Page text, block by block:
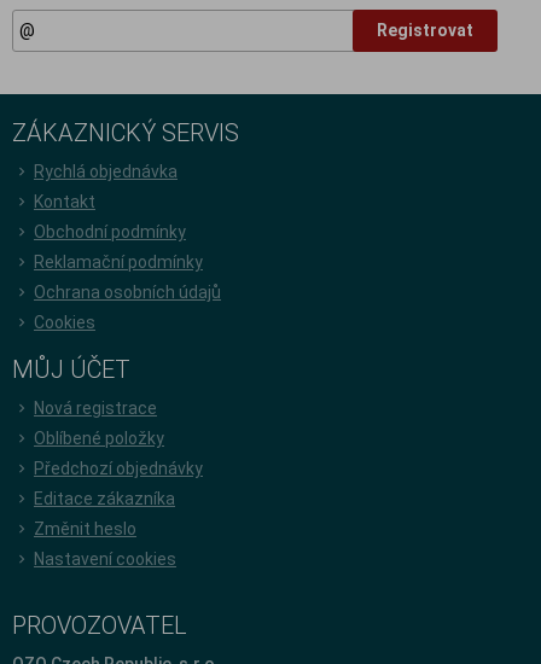
Registrovat
ZÁKAZNICKÝ SERVIS
Rychlá objednávka
Kontakt
Obchodní podmínky
Reklamační podmínky
Ochrana osobních údajů
Cookies
MŮJ ÚČET
Nová registrace
Oblíbené položky
Předchozí objednávky
Editace zákazníka
Změnit heslo
Nastavení cookies
PROVOZOVATEL